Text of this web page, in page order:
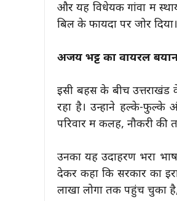
और यह विधेयक गांवों में
बिल के फायदों पर जोर दिया।
अजय भट्ट का वायरल
इसी बहस के बीच
रहा है। उन्होंने हल्के-फुल्के
परिवार में कलह, नौकरी की
उनका यह उदाहरण भरा
देकर कहा कि सरकार का
लाखों लोगों तक पहुंच चुका